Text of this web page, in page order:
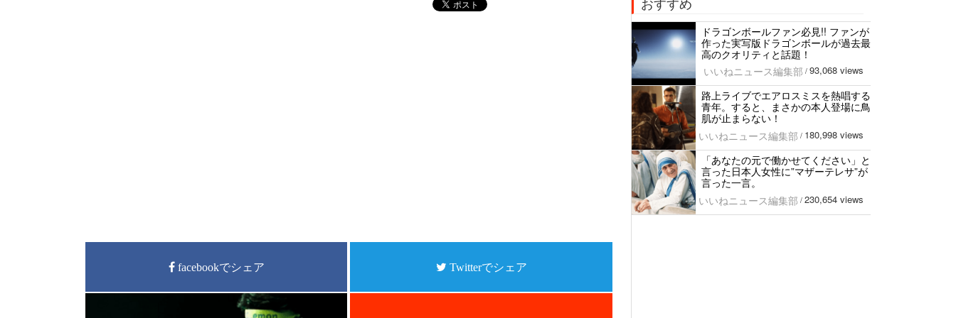
facebookでシェア Twitterでシェア
ドラゴンボールファン必見!! ファンが
作った実写版ドラゴンボールが過去最
高のクオリティと話題！
いいねニュース編集部 / 93,068 views
路上ライブでエアロスミスを熱唱する
青年。すると、まさかの本人登場に鳥
肌が止まらない！
いいねニュース編集部 / 180,998 views
「あなたの元で働かせてください」と
言った日本人女性に”マザーテレサ”が
言った一言。
いいねニュース編集部 / 230,654 views